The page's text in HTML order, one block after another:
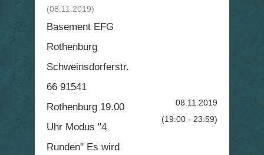
(08.11.2019)
Basement EFG
Rothenburg
Schweinsdorferstr.
66 91541
Rothenburg 19.00
Uhr Modus "4
Runden" Es wird
08.11.2019
(19:00 - 23:59)